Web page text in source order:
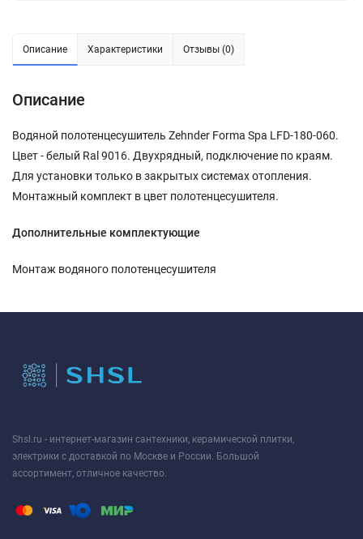
Описание Характеристики Отзывы (0)
Описание
Водяной полотенцесушитель Zehnder Forma Spa LFD-180-060.
Цвет - белый Ral 9016. Двухрядный, подключение по краям.
Для установки только в закрытых системах отопления.
Монтажный комплект в цвет полотенцесушителя.
Дополнительные комплектующие
Монтаж водяного полотенцесушителя
Shsl.ru - интернет-магазин сантехники, керамической плитки,
электрики с доставкой по Москве и России. Большой
ассортимент, отличное качество.